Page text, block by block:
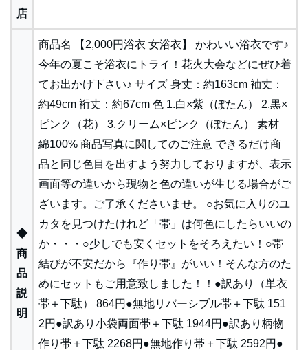
店
◆
商
品
説
明
商品名 【2,000円浴衣 女浴衣】 かわいい浴衣です♪
今年の夏こそ浴衣にトライ！花火大会などにぜひ着
てお出かけ下さい♪ サイズ 身丈：約163cm 袖丈：
約49cm 裄丈：約67cm 色 1.白×紫（ぼたん） 2.黒×
ピンク（花） 3.クリーム×ピンク（ぼたん） 素材
綿100% 商品写真に関してのご注意 できるだけ商
品と同じ色目を出すよう努力しておりますが、表示
画面等の違いから現物と色の違いが生じる場合がご
ざいます。ご了承くださいませ。 ○お気に入りのユ
カタを見つけたけれど「帯」は何色にしたらいいの
か・・・○少しでも安くセットをそろえたい！○帯
結びが不安だから『作り帯』がいい！そんな方のた
めにセットもご用意致しました！！●訳あり（単衣
帯＋下駄） 864円●無地リバーシブル帯＋下駄 151
2円●訳あり小袋両面帯＋下駄 1944円●訳あり柄物
作り帯＋下駄 2268円●無地作り帯＋下駄 2592円●